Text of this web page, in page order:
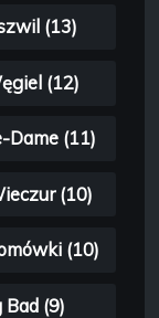
(13)
(12)
Dame (11)
(10)
(10)
(9)